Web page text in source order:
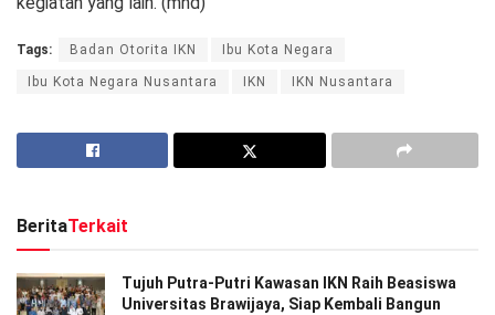
Tags: Badan Otorita IKN Ibu Kota Negara
Ibu Kota Negara Nusantara IKN IKN Nusantara
BeritaTerkait
Tujuh Putra-Putri Kawasan IKN Raih Beasiswa
Universitas Brawijaya, Siap Kembali Bangun